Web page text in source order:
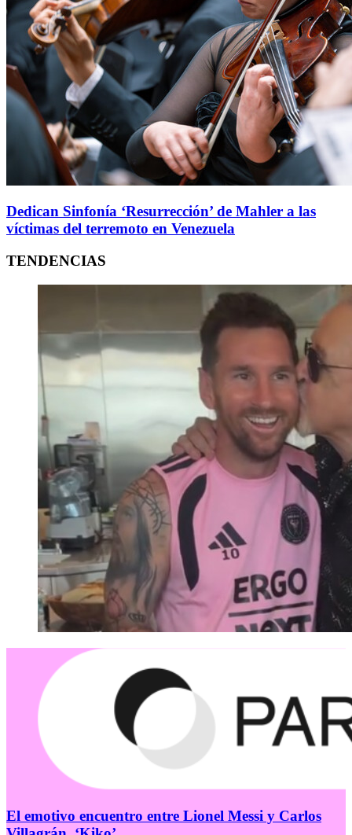
Dedican Sinfonía ‘Resurrección’ de Mahler a las
víctimas del terremoto en Venezuela
TENDENCIAS
El emotivo encuentro entre Lionel Messi y Carlos